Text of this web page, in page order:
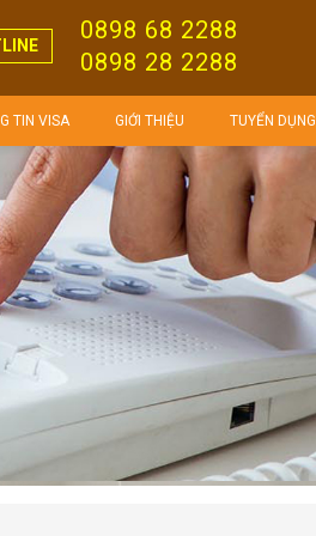
0898 68 2288
0898 28 2288
TIN VISA GIỚI THIỆU TUYỂN DỤNG